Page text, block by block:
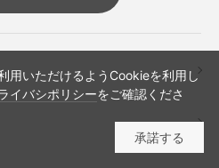
用いただけるようCookieを利用し
イバシポリシーをご確認くださ
承諾する